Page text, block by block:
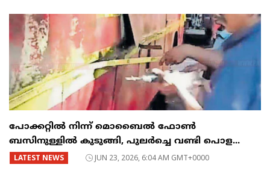
പോക്കറ്റിൽ നിന്ന് മൊബൈൽ ഫോൺ
ബസിനുള്ളിൽ കുടുങ്ങി, പുലർച്ചെ വണ്ടി പൊള...
LATEST NEWS JUN 23, 2026, 6:04 AM GMT+0000